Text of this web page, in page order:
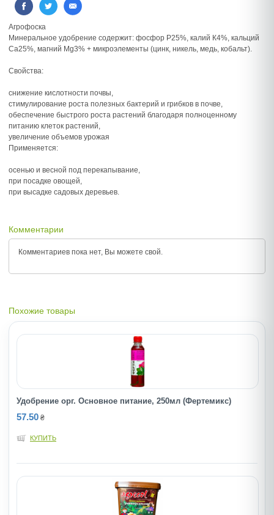
Агрофоска
Минеральное удобрение содержит: фосфор Р25%, калий К4%, кальций
Са25%, магний Мg3% + микроэлементы (цинк, никель, медь, кобальт).
Свойства:
снижение кислотности почвы,
стимулирование роста полезных бактерий и грибков в почве,
обеспечение быстрого роста растений благодаря полноценному
питанию клеток растений,
увеличение объемов урожая
Применяется:
осенью и весной под перекапывание,
при посадке овощей,
при высадке садовых деревьев.
Комментарии
Комментариев пока нет, Вы можете свой.
Похожие товары
Удобрение орг. Основное питание, 250мл (Фертемикс)
57.50 ₴
КУПИТЬ